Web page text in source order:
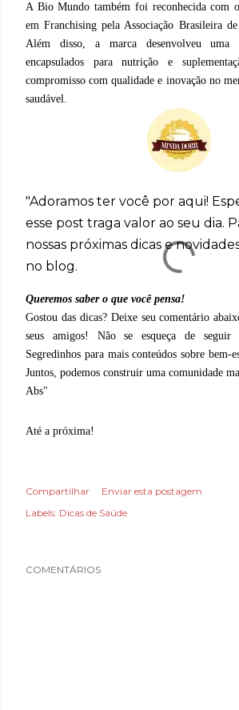
A Bio Mundo também foi reconhecida com
em Franchising pela Associação Brasileira
Além disso, a marca desenvolveu uma
encapsulados para nutrição e
compromisso com qualidade e inovação no
saudável.
"Adoramos ter você por aqui!
esse post traga valor ao seu dia.
nossas próximas dicas e
no blog.
Queremos saber o que você pensa!
Gostou das dicas? Deixe seu comentário
seus amigos! Não se esqueça de
Segredinhos para mais conteúdos sobre bem-
Juntos, podemos construir uma comunidade
Abs"
Até a próxima!
Compartilhar
Enviar esta postagem
Labels: Dicas de Saúde
COMENTÁRIOS